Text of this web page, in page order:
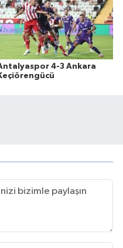
4-3 Ankara